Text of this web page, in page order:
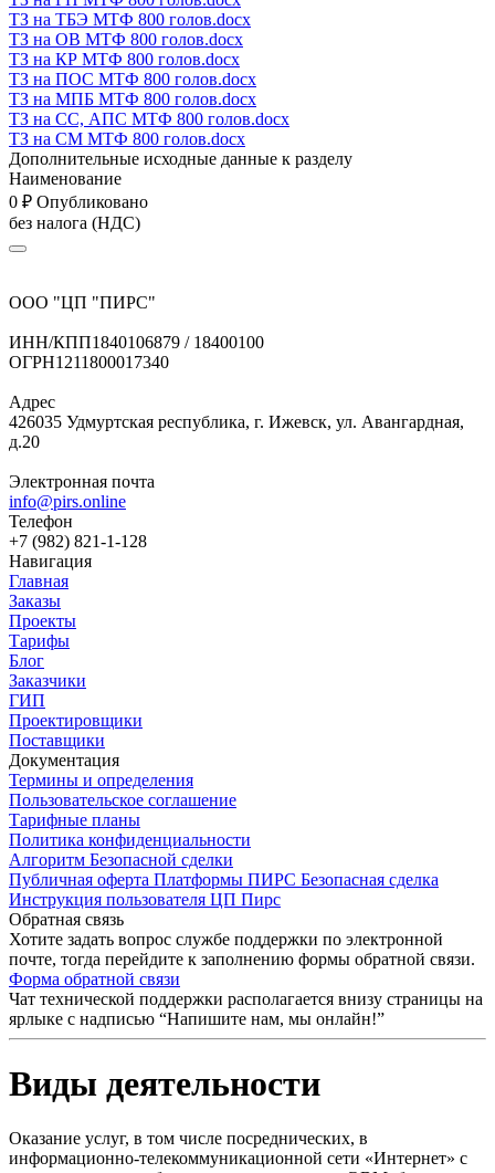
ТЗ на ТБЭ МТФ 800 голов.docx
ТЗ на ОВ МТФ 800 голов.docx
ТЗ на КР МТФ 800 голов.docx
ТЗ на ПОС МТФ 800 голов.docx
ТЗ на МПБ МТФ 800 голов.docx
ТЗ на СС, АПС МТФ 800 голов.docx
ТЗ на СМ МТФ 800 голов.docx
Дополнительные исходные данные к разделу
Наименование
0 ₽ Опубликовано
без налога (НДС)
ООО "ЦП "ПИРС"
ИНН/КПП1840106879 / 18400100
ОГРН1211800017340
Адрес
426035 Удмуртская республика, г. Ижевск, ул. Авангардная,
д.20
Электронная почта
info@pirs.online
Телефон
+7 (982) 821-1-128
Навигация
Главная
Заказы
Проекты
Тарифы
Блог
Заказчики
ГИП
Проектировщики
Поставщики
Документация
Термины и определения
Пользовательское соглашение
Тарифные планы
Политика конфиденциальности
Алгоритм Безопасной сделки
Публичная оферта Платформы ПИРС Безопасная сделка
Инструкция пользователя ЦП Пирс
Обратная связь
Хотите задать вопрос службе поддержки по электронной
почте, тогда перейдите к заполнению формы обратной связи.
Форма обратной связи
Чат технической поддержки располагается внизу страницы на
ярлыке с надписью “Напишите нам, мы онлайн!”
Виды деятельности
Оказание услуг, в том числе посреднических, в
информационно-телекоммуникационной сети «Интернет» с